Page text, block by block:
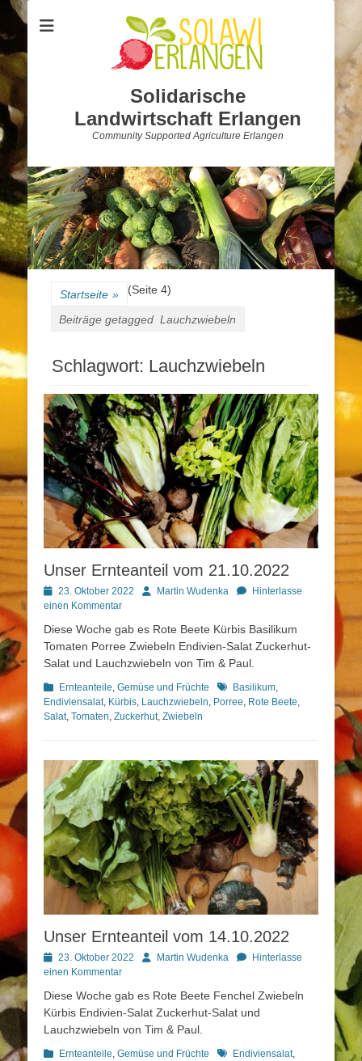
Solidarische
Landwirtschaft Erlangen
Community Supported Agriculture Erlangen
Startseite »
Beiträge getagged Lauchzwiebeln
(Seite 4)
Schlagwort: Lauchzwiebeln
Unser Ernteanteil vom 21.10.2022
Posted
on
23. Oktober 2022 AutorMartin Wudenka
Hinterlasse
einen Kommentar
Diese Woche gab es Rote Beete Kürbis Basilikum
Tomaten Porree Zwiebeln Endivien-Salat Zuckerhut-
Salat und Lauchzwiebeln von Tim & Paul.
Kategorien
Ernteanteile, Gemüse und Früchte Schlagworte
Basilikum,
Endiviensalat, Kürbis, Lauchzwiebeln, Porree, Rote Beete,
Salat, Tomaten, Zuckerhut, Zwiebeln
Unser Ernteanteil vom 14.10.2022
Posted
on
23. Oktober 2022 AutorMartin Wudenka
Hinterlasse
einen Kommentar
Diese Woche gab es Rote Beete Fenchel Zwiebeln
Kürbis Endivien-Salat Zuckerhut-Salat und
Lauchzwiebeln von Tim & Paul.
Kategorien
Ernteanteile, Gemüse und Früchte Schlagworte
Endiviensalat,